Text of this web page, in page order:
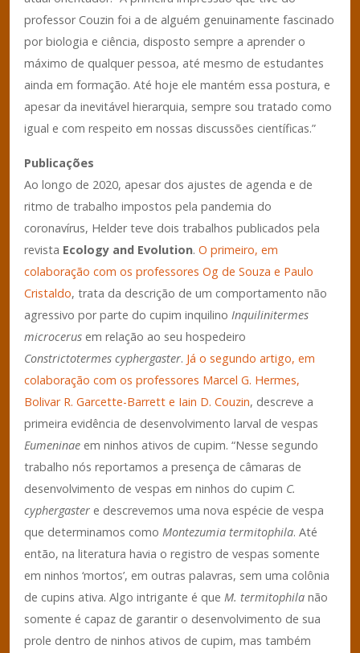
professor Couzin foi a de alguém genuinamente fascinado
por biologia e ciência, disposto sempre a aprender o
máximo de qualquer pessoa, até mesmo de estudantes
ainda em formação. Até hoje ele mantém essa postura, e
apesar da inevitável hierarquia, sempre sou tratado como
igual e com respeito em nossas discussões científicas.”
Publicações
Ao longo de 2020, apesar dos ajustes de agenda e de
ritmo de trabalho impostos pela pandemia do
coronavírus, Helder teve dois trabalhos publicados pela
revista Ecology and Evolution. O primeiro, em
colaboração com os professores Og de Souza e Paulo
Cristaldo, trata da descrição de um comportamento não
agressivo por parte do cupim inquilino Inquilinitermes
microcerus em relação ao seu hospedeiro
Constrictotermes cyphergaster. Já o segundo artigo, em
colaboração com os professores Marcel G. Hermes,
Bolivar R. Garcette-Barrett e Iain D. Couzin, descreve a
primeira evidência de desenvolvimento larval de vespas
Eumeninae em ninhos ativos de cupim. “Nesse segundo
trabalho nós reportamos a presença de câmaras de
desenvolvimento de vespas em ninhos do cupim C.
cyphergaster e descrevemos uma nova espécie de vespa
que determinamos como Montezumia termitophila. Até
então, na literatura havia o registro de vespas somente
em ninhos ‘mortos’, em outras palavras, sem uma colônia
de cupins ativa. Algo intrigante é que M. termitophila não
somente é capaz de garantir o desenvolvimento de sua
prole dentro de ninhos ativos de cupim, mas também